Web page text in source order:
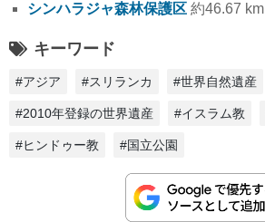
シンハラジャ森林保護区 約46.67 km
キーワード
#アジア #スリランカ #世界自然遺産
#2010年登録の世界遺産 #イスラム教
#ヒンドゥー教 #国立公園